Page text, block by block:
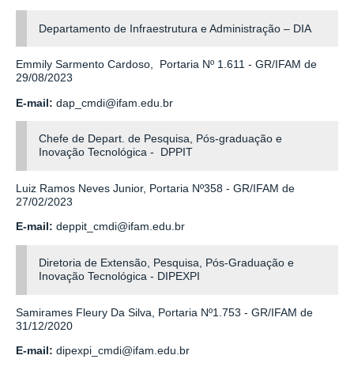
Departamento de Infraestrutura e Administração – DIA
Emmily Sarmento Cardoso, Portaria Nº 1.611 - GR/IFAM de
29/08/2023
E-mail: dap_cmdi@ifam.edu.br
Chefe de Depart. de Pesquisa, Pós-graduação e
Inovação Tecnológica - DPPIT
Luiz Ramos Neves Junior, Portaria Nº358 - GR/IFAM de
27/02/2023
E-mail: deppit_cmdi@ifam.edu.br
Diretoria de Extensão, Pesquisa, Pós-Graduação e
Inovação Tecnológica - DIPEXPI
Samirames Fleury Da Silva, Portaria Nº1.753 - GR/IFAM de
31/12/2020
E-mail: dipexpi_cmdi@ifam.edu.br